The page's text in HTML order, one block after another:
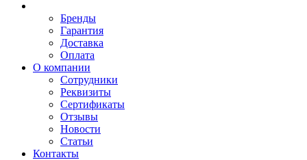
Бренды
Гарантия
Доставка
Оплата
О компании
Сотрудники
Реквизиты
Сертификаты
Отзывы
Новости
Статьи
Контакты